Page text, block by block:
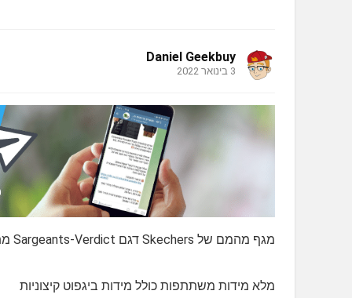
Daniel Geekbuy
3 בינואר 2022
מגף מהמם של Skechers דגם Sargeants-Verdict מתחת לרף המס ומשלוח חינם?
מלא מידות משתתפות כולל מידות ביגפוט קיצוניות